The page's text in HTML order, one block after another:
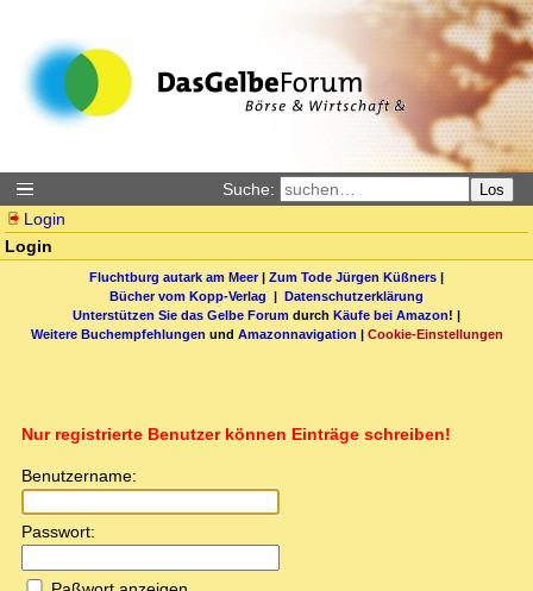
Suche: Los
Login
Login
Fluchtburg autark am Meer| Zum Tode Jürgen Küßners |
Bücher vom Kopp-Verlag | Datenschutzerklärung
Unterstützen Sie das Gelbe Forum durch Käufe bei Amazon! |
Weitere Buchempfehlungen und Amazonnavigation | Cookie-Einstellungen
Nur registrierte Benutzer können Einträge schreiben!
Benutzername:
Passwort: